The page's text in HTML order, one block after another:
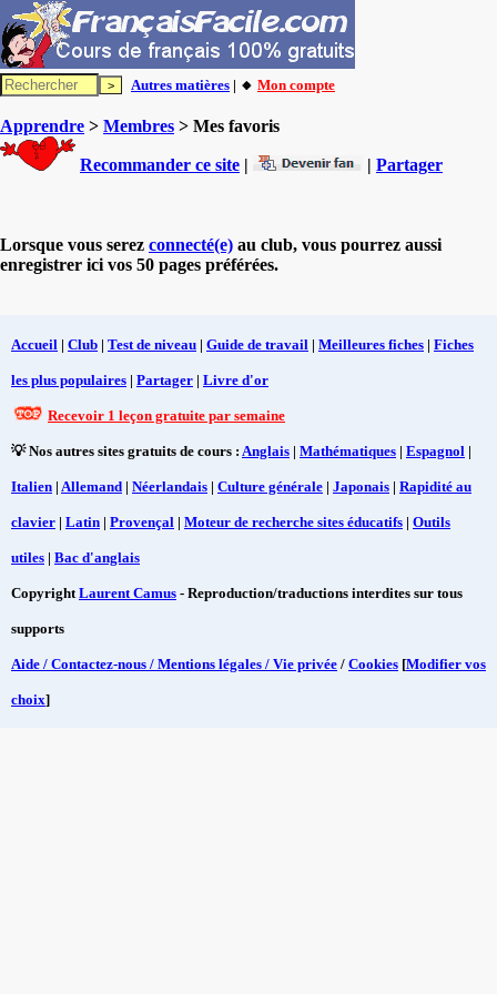
Autres matières | 🔸 Mon compte
Apprendre > Membres > Mes favoris
Recommander ce site | | Partager
Lorsque vous serez connecté(e) au club, vous pourrez aussi
enregistrer ici vos 50 pages préférées.
Accueil | Club | Test de niveau | Guide de travail | Meilleures fiches | Fiches
les plus populaires | Partager | Livre d'or
Recevoir 1 leçon gratuite par semaine
💡 Nos autres sites gratuits de cours : Anglais | Mathématiques | Espagnol |
Italien | Allemand | Néerlandais | Culture générale | Japonais | Rapidité au
clavier | Latin | Provençal | Moteur de recherche sites éducatifs | Outils
utiles | Bac d'anglais
CopyrightLaurent Camus - Reproduction/traductions interdites sur tous
supports
Aide / Contactez-nous / Mentions légales / Vie privée / Cookies [Modifier vos
choix]